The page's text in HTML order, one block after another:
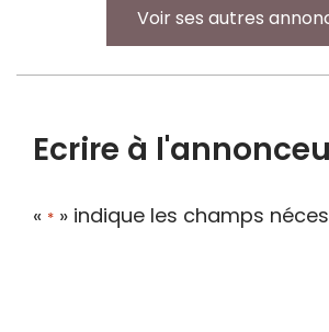
Voir ses autres
Ecrire à
« * » indique les champs